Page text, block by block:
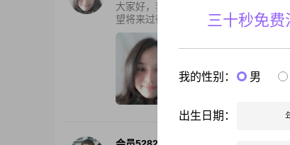
大家好，我目前在广东省深圳市居住，
望将来过彼此相依相偎，开心的生活，
23-33岁
三十秒免费
我的性别： 男
出生日期：